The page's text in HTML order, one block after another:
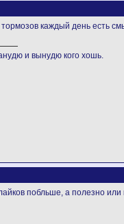
каждый день есть
и вынудю кого хошь.
побльше, а полезно или